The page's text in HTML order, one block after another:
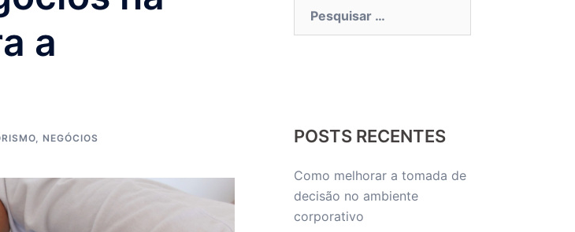
a
, NEGÓCIOS POSTS RECENTES
Como melhorar a tomada de
decisão no ambiente
corporativo